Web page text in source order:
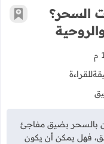
السحر؟
أضف
للقراءة
بالسحر بضيق مفاجئ
فهل يمكن أن يكون